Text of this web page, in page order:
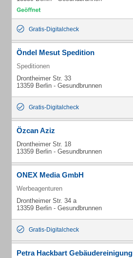
Gratis-Digitalcheck
Öndel Mesut Spedition
Speditionen
Drontheimer Str. 33
13359 Berlin - Gesundbrunnen
Gratis-Digitalcheck
Özcan Aziz
Drontheimer Str. 18
13359 Berlin - Gesundbrunnen
ONEX Media GmbH
Werbeagenturen
Drontheimer Str. 34 a
13359 Berlin - Gesundbrunnen
Gratis-Digitalcheck
Petra Hackbart Gebäudereinigung